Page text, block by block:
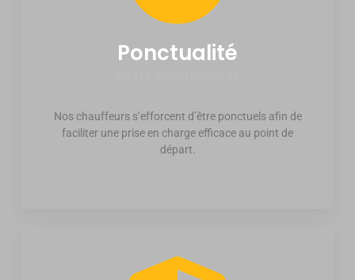
Ponctualité
Nos chauffeurs s’efforcent d’être ponctuels afin de
faciliter une prise en charge efficace au point de
départ.